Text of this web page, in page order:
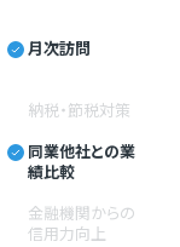
月次訪問
納税・節税対策
同業他社との業
績比較
金融機関からの
信用力向上